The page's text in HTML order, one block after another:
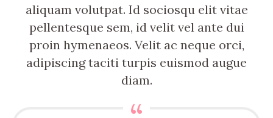
aliquam volutpat. Id sociosqu elit vitae
pellentesque sem, id velit vel ante dui
proin hymenaeos. Velit ac neque orci,
adipiscing taciti turpis euismod augue
diam.